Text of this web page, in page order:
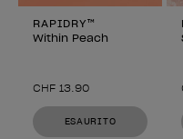
RAPIDRY™
Within Peach
CHF 13.90
ESAURITO